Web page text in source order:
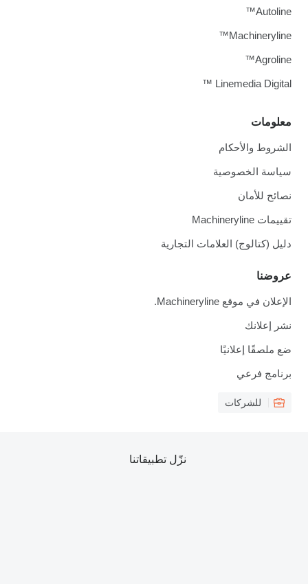
معلومات
الشروط والأحكام
سياسة الخصوصية
نصائح للأمان
تقييمات Machineryline
دليل (كتالوج) العلامات التجارية
عروضنا
الإعلان في موقع Machineryline.
نشر إعلانك
ضع ملصقًا إعلانيًا
برنامج فرعي
للشركات
Autoline™
Machineryline™
Agroline™
Linemedia Digital ™
نزّل تطبيقاتنا